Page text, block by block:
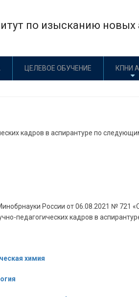
по изысканию новых
ЦЕЛЕВОЕ ОБУЧЕНИЕ КПНИ
кадров в аспирантуре по
России от 06.08.2021 № 721
педагогических кадров в
химия